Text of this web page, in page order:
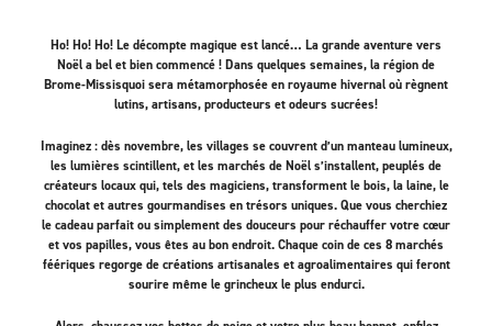
Ho! Ho! Ho! Le décompte magique est lancé… La grande aventure vers
Noël a bel et bien commencé ! Dans quelques semaines, la région de
Brome-Missisquoi sera métamorphosée en royaume hivernal où règnent
lutins, artisans, producteurs et odeurs sucrées!
Imaginez : dès novembre, les villages se couvrent d’un manteau lumineux,
les lumières scintillent, et les marchés de Noël s’installent, peuplés de
créateurs locaux qui, tels des magiciens, transforment le bois, la laine, le
chocolat et autres gourmandises en trésors uniques. Que vous cherchiez
le cadeau parfait ou simplement des douceurs pour réchauffer votre cœur
et vos papilles, vous êtes au bon endroit. Chaque coin de ces 8 marchés
féériques regorge de créations artisanales et agroalimentaires qui feront
sourire même le grincheux le plus endurci.